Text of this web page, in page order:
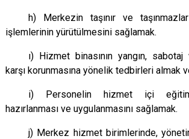
h) Merkezin taşınır ve
işlemlerinin yürütülmesini sağlamak.
ı) Hizmet binasının yangın,
karşı korunmasına yönelik tedbirleri almak
i) Personelin hizmet içi eğitim
hazırlanması ve uygulanmasını sağlamak.
j) Merkez hizmet birimlerinde,